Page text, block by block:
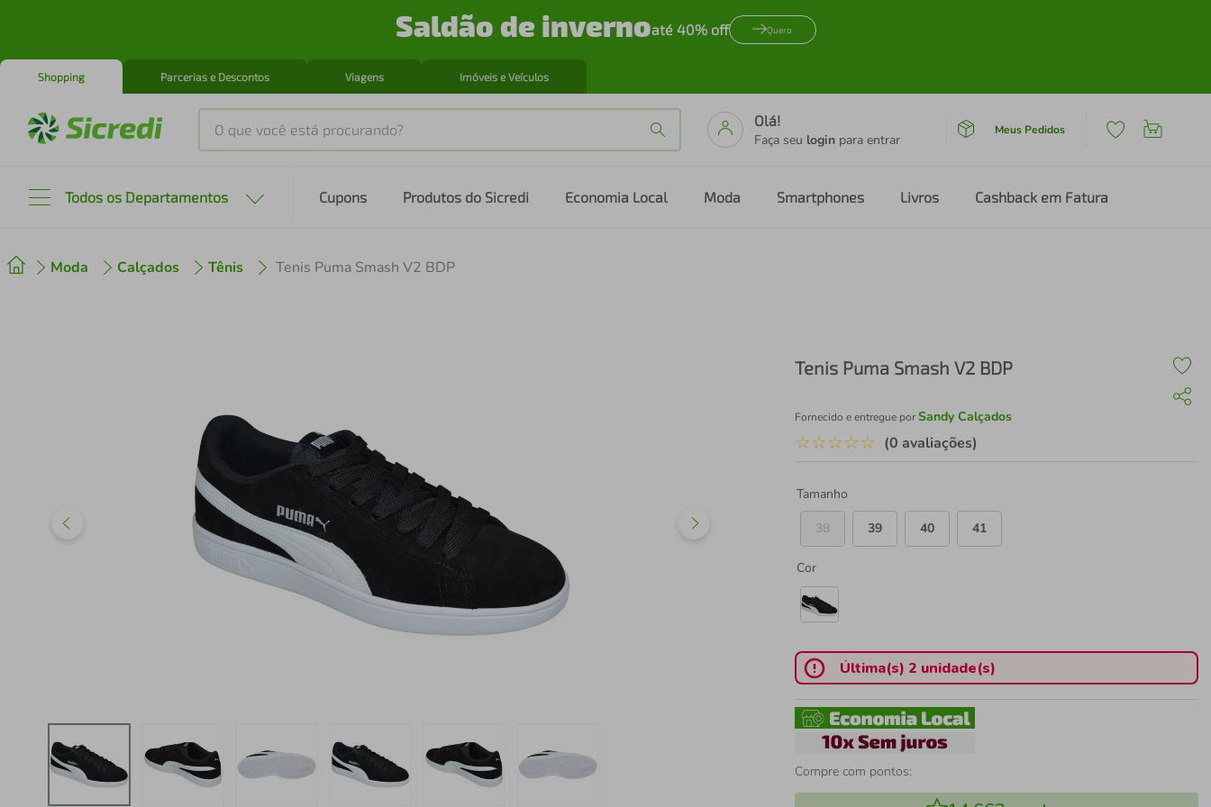
Saldão de invernoaté 40% off Quero
Shopping Parcerias e Descontos Viagens Imóveis e Veículos
O que você está procurando?
Olá!
Faça seu login para entrar
Meus Pedidos
Todos os Departamentos Cupons Produtos do Sicredi Economia Local Moda Smartphones Livros Cashback em Fatura
Moda Calçados Tênis Tenis Puma Smash V2 BDP
Tenis Puma Smash V2 BDP
Fornecido e entregue porSandy Calçados
☆☆☆☆☆ (0 avaliações)
Tamanho
38
39 40 41
Cor
Última(s) 2 unidade(s)
Compre com pontos:
2 cafeteira
iphone